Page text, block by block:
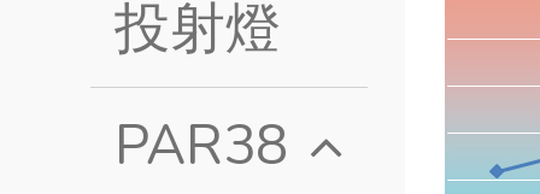
投射燈
PAR38